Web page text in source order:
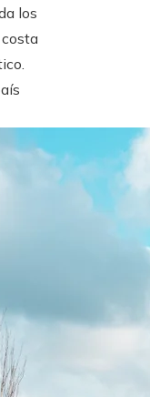
los